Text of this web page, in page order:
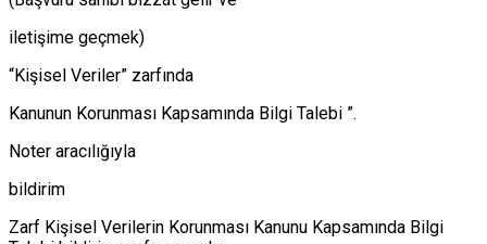
iletişime geçmek)
“Kişisel Veriler” zarfında
Kanunun Korunması Kapsamında Bilgi Talebi ”.
Noter aracılığıyla
bildirim
Zarf Kişisel Verilerin Korunması Kanunu Kapsamında Bilgi